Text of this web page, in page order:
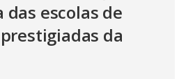
escolas de
da